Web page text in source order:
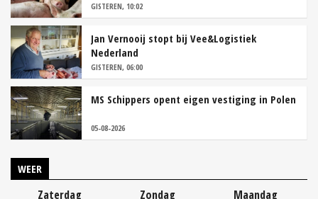
GISTEREN, 10:02
Jan Vernooij stopt bij Vee&Logistiek
Nederland
GISTEREN, 06:00
MS Schippers opent eigen vestiging in Polen
05-08-2026
WEER
Zaterdag Zondag Maandag